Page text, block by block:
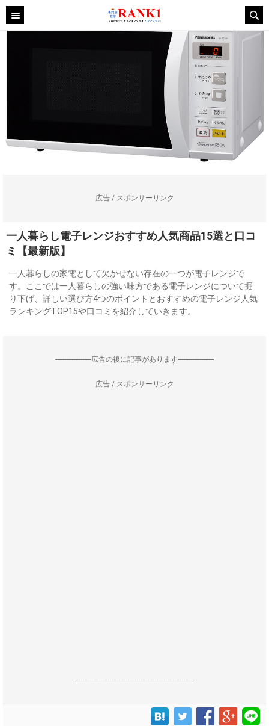
広告 / スポンサーリンク
一人暮らし電子レンジおすすめ人気商品15選と口コ
ミ【最新版】
一人暮らしの家電として欠かせない存在の一つが電子レンジで
す。ここでは一人暮らしの強い味方である電子レンジについて掘
り下げ、詳しい選び方4つのポイントとおすすめの電子レンジ人気
ランキングTOP15や口コミを紹介していきます。
--------------------広告の後に記事があります--------------------
広告 / スポンサーリンク
------------------------------------------------------------------